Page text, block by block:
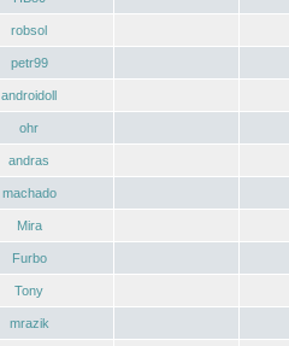
robsol
petr99
androidoll
ohr
andras
machado
Mira
Furbo
Tony
mrazik